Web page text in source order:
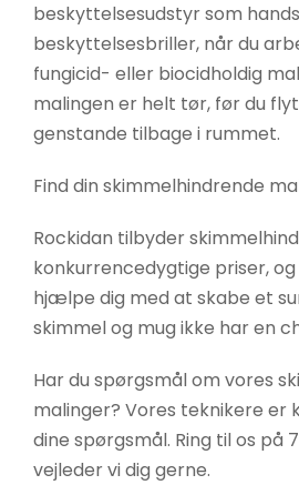
beskyttelsesudstyr som
beskyttelsesbriller, når du
fungicid- eller biocidholdig
malingen er helt tør, før du
genstande tilbage i rummet.
Find din skimmelhindrende
Rockidan tilbyder
konkurrencedygtige priser,
hjælpe dig med at skabe et
skimmel og mug ikke har en
Har du spørgsmål om vores
malinger? Vores teknikere er
dine spørgsmål. Ring til os på
vejleder vi dig gerne.